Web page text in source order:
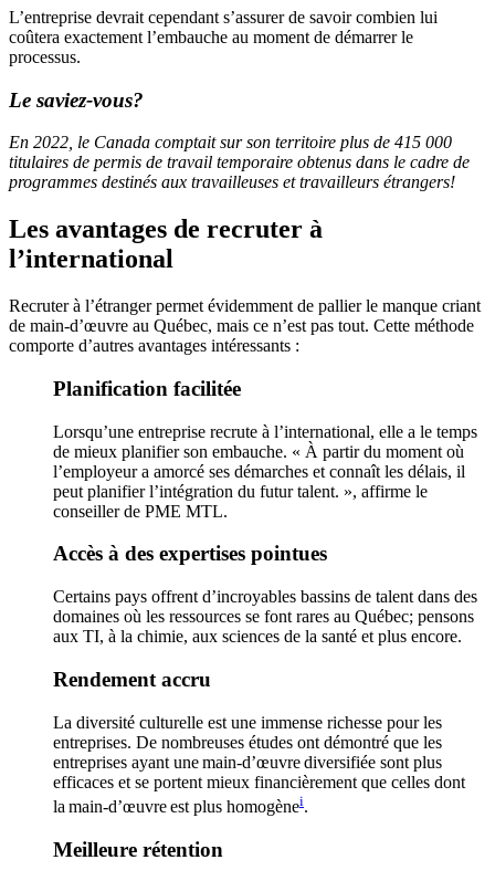
L’entreprise devrait cependant s’assurer de savoir combien lui
coûtera exactement l’embauche au moment de démarrer le
processus.
Le saviez-vous?
En 2022, le Canada comptait sur son territoire plus de 415 000
titulaires de permis de travail temporaire obtenus dans le cadre de
programmes destinés aux travailleuses et travailleurs étrangers!
Les avantages de recruter à
l’international
Recruter à l’étranger permet évidemment de pallier le manque criant
de main-d’œuvre au Québec, mais ce n’est pas tout. Cette méthode
comporte d’autres avantages intéressants :
Planification facilitée
Lorsqu’une entreprise recrute à l’international, elle a le temps
de mieux planifier son embauche. « À partir du moment où
l’employeur a amorcé ses démarches et connaît les délais, il
peut planifier l’intégration du futur talent. », affirme le
conseiller de PME MTL.
Accès à des expertises pointues
Certains pays offrent d’incroyables bassins de talent dans des
domaines où les ressources se font rares au Québec; pensons
aux TI, à la chimie, aux sciences de la santé et plus encore.
Rendement accru
La diversité culturelle est une immense richesse pour les
entreprises. De nombreuses études ont démontré que les
entreprises ayant une main-d’œuvre diversifiée sont plus
efficaces et se portent mieux financièrement que celles dont
la main-d’œuvre est plus homogènei.
Meilleure rétention